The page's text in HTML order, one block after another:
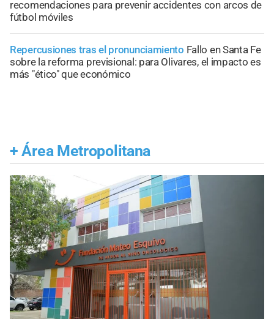
recomendaciones para prevenir accidentes con arcos de
fútbol móviles
Repercusiones tras el pronunciamiento Fallo en Santa Fe
sobre la reforma previsional: para Olivares, el impacto es
más "ético" que económico
+ Área Metropolitana